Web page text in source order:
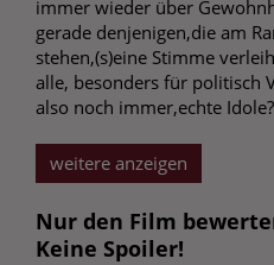
immer wieder über
gerade denjenigen,die am
stehen,(s)eine Stimme
alle, besonders für politisch
also noch immer,echte
weitere anzeigen
Nur den Film
Keine Spoiler!